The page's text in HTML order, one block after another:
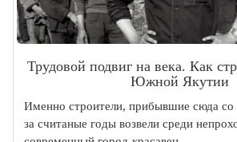
Трудовой подвиг на века. Как
Южной Якутии
Именно строители, прибывшие сюда со
за считаные годы возвели среди